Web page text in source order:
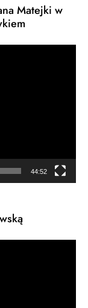
Matejki w
44:52